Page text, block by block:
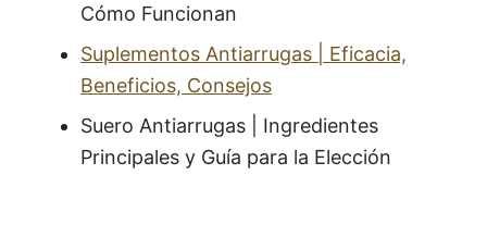
Cómo Funcionan
Suplementos Antiarrugas | Eficacia,
Beneficios, Consejos
Suero Antiarrugas | Ingredientes
Principales y Guía para la Elección